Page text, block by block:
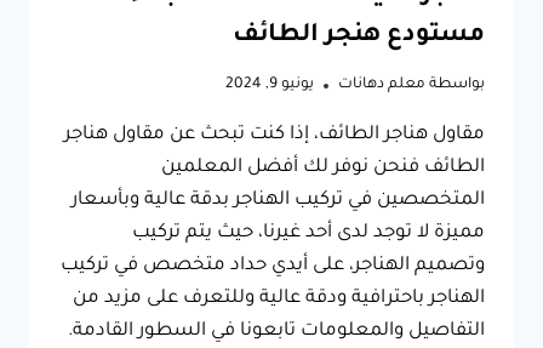
مستودع هنجر الطائف
بواسطة معلم دهانات يونيو 9, 2024
مقاول هناجر الطائف، إذا كنت تبحث عن مقاول هناجر
الطائف فنحن نوفر لك أفضل المعلمين
المتخصصين في تركيب الهناجر بدقة عالية وبأسعار
مميزة لا توجد لدى أحد غيرنا، حيث يتم تركيب
وتصميم الهناجر، على أيدي حداد متخصص في تركيب
الهناجر باحترافية ودقة عالية وللتعرف على مزيد من
التفاصيل والمعلومات تابعونا في السطور القادمة.